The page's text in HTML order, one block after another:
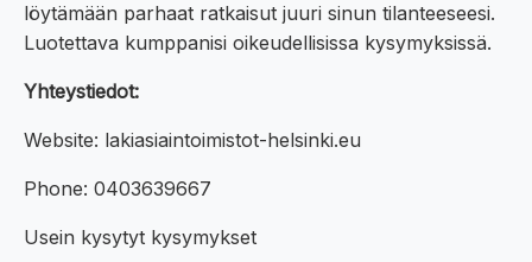
löytämään parhaat ratkaisut juuri sinun tilanteeseesi.
Luotettava kumppanisi oikeudellisissa kysymyksissä.
Yhteystiedot:
Website: lakiasiaintoimistot-helsinki.eu
Phone: 0403639667
Usein kysytyt kysymykset